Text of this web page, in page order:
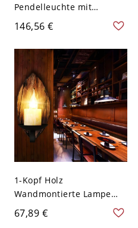
Pendelleuchte mit
verstellbarer
Aufhängelänge und
stilvollem Glasschirm -
110V-120V Cremeweiß 1
146,56 €
1-Kopf Holz
Wandmontierte Lampe
Industriell Braun Oval
Restaurant Wandleuchte
67,89 €